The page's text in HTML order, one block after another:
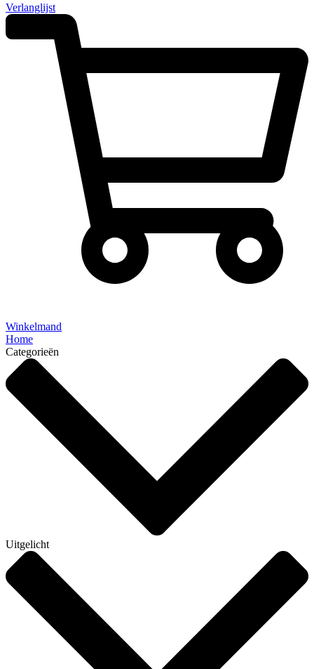
Verlanglijst
Winkelmand
Home
Categorieën
Uitgelicht